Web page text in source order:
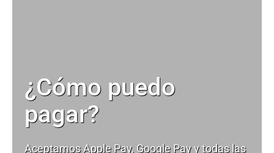
¿Cómo puedo
pagar?
Aceptamos Apple Pay, Google Pay y todas las